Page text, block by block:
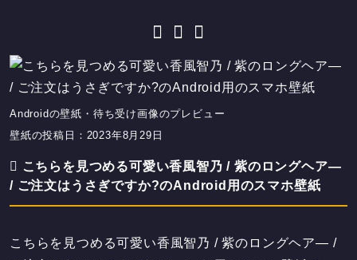
Androidの壁紙・待ち受け画像のプレビュー
壁紙の投稿日：2023年8月29日
こちらを見つめる可愛い香風智乃 / 紫のロングヘア―
/ ご注文はうさぎですか?のAndroid用のスマホ壁紙
こちらを見つめる可愛い香風智乃 / 紫のロングヘア― /